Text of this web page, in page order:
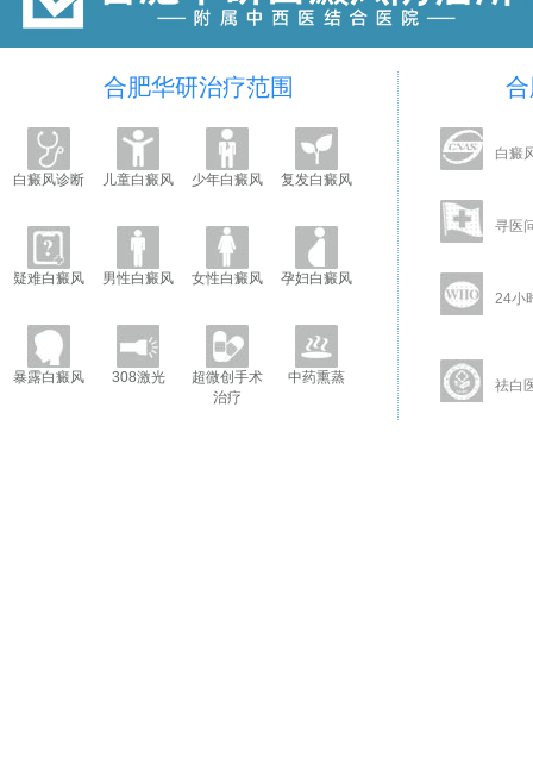
合肥华研治疗范围
白癜风诊断 儿童白癜风 少年白癜风 复发白癜风
疑难白癜风 男性白癜风 女性白癜风 孕妇白癜风
暴露白癜风 308激光
超微创手术
治疗
中药熏蒸
白癜
寻医
24小
祛白